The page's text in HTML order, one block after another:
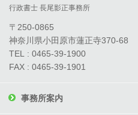
行政書士 長尾影正事務所
〒250-0865
神奈川県小田原市蓮正寺370-68
TEL : 0465-39-1900
FAX : 0465-39-1901
事務所案内